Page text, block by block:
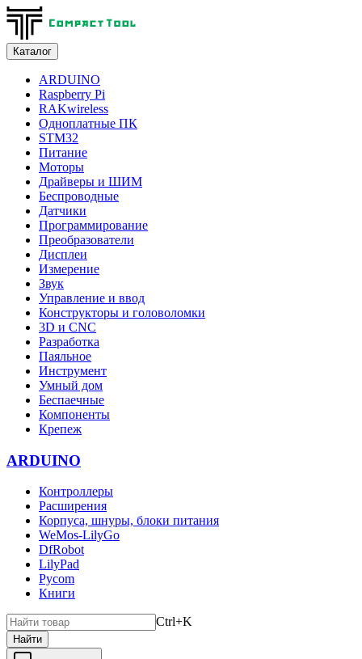
Каталог
ARDUINO
Raspberry Pi
RAKwireless
Одноплатные ПК
STM32
Питание
Моторы
Драйверы и ШИМ
Беспроводные
Датчики
Программирование
Преобразователи
Дисплеи
Измерение
Звук
Управление и ввод
Конструкторы и головоломки
3D и CNC
Разработка
Паяльное
Инструмент
Умный дом
Беспаечные
Компоненты
Крепеж
ARDUINO
Контроллеры
Расширения
Корпуса, шнуры, блоки питания
WeMos-LilyGo
DfRobot
LilyPad
Pycom
Книги
Ctrl+K
Найти